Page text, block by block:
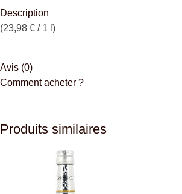
Description
(23,98 € / 1 l)
Avis (0)
Comment acheter ?
Produits similaires